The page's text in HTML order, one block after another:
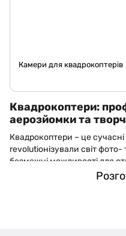
Квадрокоптери:
аерозйомки та
Квадрокоптери – це сучасні
revolutiонізували світ
безмежні можливості для
висоти пташиного
широкий асортимент
конструкції та інтуїтивне
Камери для квадрокоптерів